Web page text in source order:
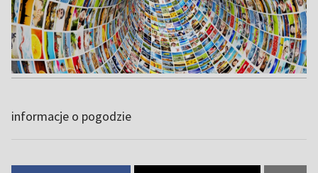
informacje o pogodzie